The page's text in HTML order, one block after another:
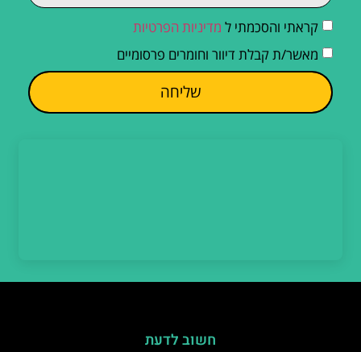
קראתי והסכמתי ל מדיניות הפרטיות
מאשר/ת קבלת דיוור וחומרים פרסומיים
שליחה
חשוב לדעת